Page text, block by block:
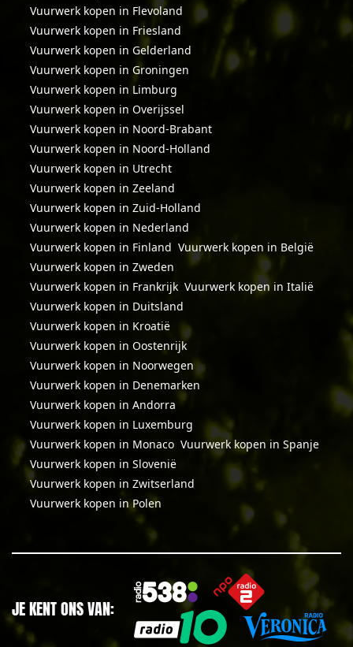
Vuurwerk kopen in Flevoland
Vuurwerk kopen in Friesland
Vuurwerk kopen in Gelderland
Vuurwerk kopen in Groningen
Vuurwerk kopen in Limburg
Vuurwerk kopen in Overijssel
Vuurwerk kopen in Noord-Brabant
Vuurwerk kopen in Noord-Holland
Vuurwerk kopen in Utrecht
Vuurwerk kopen in Zeeland
Vuurwerk kopen in Zuid-Holland
Vuurwerk kopen in Nederland
Vuurwerk kopen in Finland Vuurwerk kopen in België
Vuurwerk kopen in Zweden
Vuurwerk kopen in Frankrijk Vuurwerk kopen in Italië
Vuurwerk kopen in Duitsland
Vuurwerk kopen in Kroatië
Vuurwerk kopen in Oostenrijk
Vuurwerk kopen in Noorwegen
Vuurwerk kopen in Denemarken
Vuurwerk kopen in Andorra
Vuurwerk kopen in Luxemburg
Vuurwerk kopen in Monaco Vuurwerk kopen in Spanje
Vuurwerk kopen in Slovenië
Vuurwerk kopen in Zwitserland
Vuurwerk kopen in Polen
JE KENT ONS VAN: